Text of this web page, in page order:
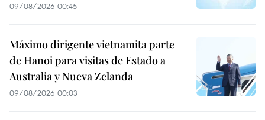
09/08/2026 00:45
Máximo dirigente vietnamita parte
de Hanoi para visitas de Estado a
Australia y Nueva Zelanda
09/08/2026 00:03